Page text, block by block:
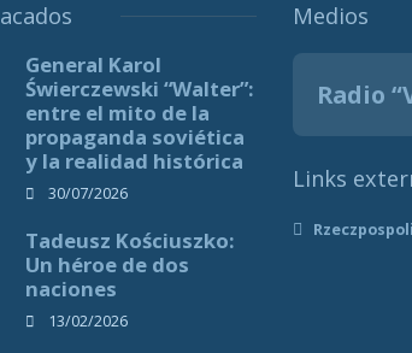
General Karol
Świerczewski “Walter”:
entre el mito de la
propaganda soviética
y la realidad histórica
30/07/2026
Tadeusz Kościuszko:
Un héroe de dos
naciones
13/02/2026
Medios
Radio
Links